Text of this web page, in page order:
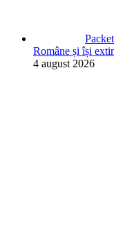
Române și își
4 august 2026